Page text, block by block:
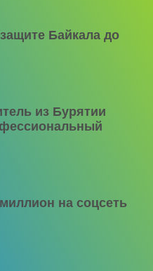
Байкала до
из Бурятии
на соцсеть